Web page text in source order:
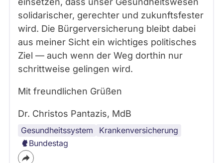
solidarischer, gerechter und zukunftsfester
wird. Die Bürgerversicherung bleibt dabei
aus meiner Sicht ein wichtiges politisches
Ziel — auch wenn der Weg dorthin nur
schrittweise gelingen wird.
Mit freundlichen Grüßen
Dr. Christos Pantazis, MdB
Gesundheitssystem
Krankenversicherung
Bundestag